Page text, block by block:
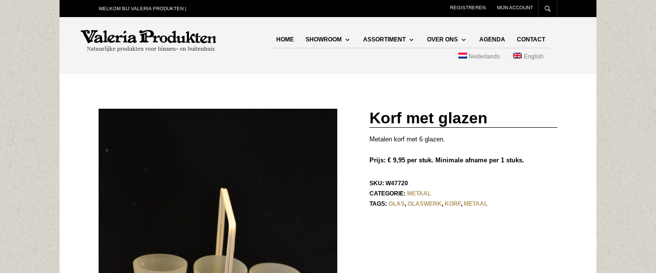
WELKOM BIJ VALERIA PRODUKTEN | REGISTREREN MIJN ACCOUNT
HOME SHOWROOM ASSORTIMENT OVER ONS AGENDA CONTACT
Nederlands English
Korf met glazen
Metalen korf met 6 glazen.
Prijs: € 9,95 per stuk. Minimale afname per 1 stuks.
SKU: W47720
CATEGORIE: METAAL
TAGS: GLAS, GLASWERK, KORF, METAAL